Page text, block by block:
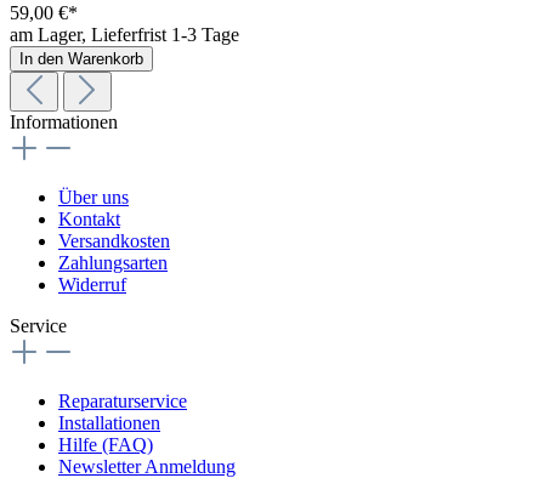
59,00 €*
am Lager, Lieferfrist 1-3 Tage
In den Warenkorb
Informationen
Über uns
Kontakt
Versandkosten
Zahlungsarten
Widerruf
Service
Reparaturservice
Installationen
Hilfe (FAQ)
Newsletter Anmeldung